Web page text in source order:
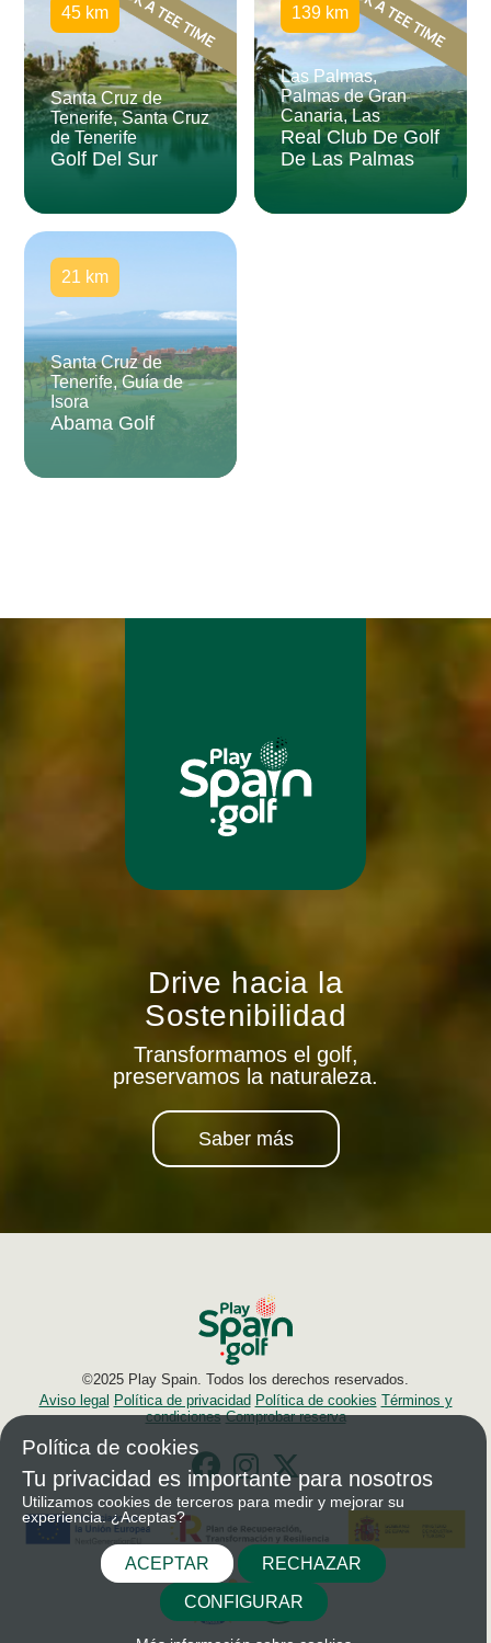
45 km
Santa Cruz de
Tenerife, Santa Cruz
de Tenerife
Golf Del Sur
139 km
Las Palmas,
Palmas de Gran
Canaria, Las
Real Club De Golf
De Las Palmas
21 km
Santa Cruz de
Tenerife, Guía de
Isora
Abama Golf
Drive hacia la
Sostenibilidad
Transformamos el golf,
preservamos la naturaleza.
Saber más
©2025 Play Spain. Todos los derechos reservados.
Aviso legal Política de privacidad Política de cookies Términos y
condiciones Comprobar reserva
Política de cookies
Tu privacidad es importante para nosotros
Utilizamos cookies de terceros para medir y mejorar su
experiencia. ¿Aceptas?
ACEPTAR RECHAZAR
CONFIGURAR